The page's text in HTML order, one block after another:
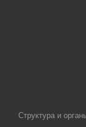
Структура и